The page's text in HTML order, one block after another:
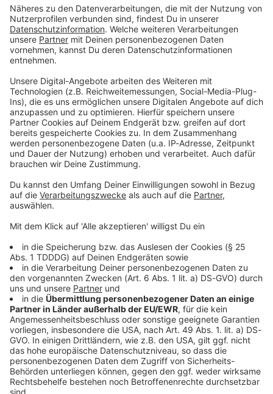
Du möchtest uns etwas sagen?
Studio Hotline
Kontaktformular
Sprachnachricht
© dpa-infocom, dpa:260104-930-497714/2
Bayern